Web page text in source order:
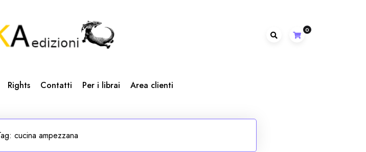
0
Rights Contatti Per i librai Area clienti
cucina ampezzana